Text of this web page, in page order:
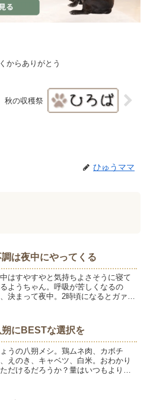
からありがとう
秋の収穫祭
ひゅうママ
調は夜中にやってくる
中はすやすやと気持ちよさそうに寝て
ようちゃん。呼吸が苦しくなるの
決まって夜中。2時頃になるとガァガ
。日中苦しくなることはないのに、な
夜だけなんだろう？...
朔にBESTな選択を
うの八朔メシ。鶏ムネ肉、カボチ
えのき、キャベツ、白米。おわかり
だけるだろうか？量はいつもより少